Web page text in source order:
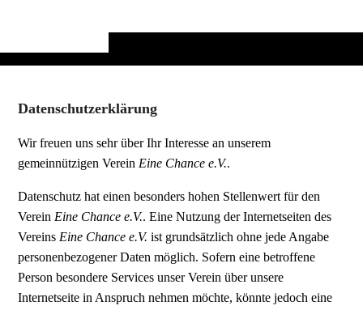
Datenschutzerklärung
Wir freuen uns sehr über Ihr Interesse an unserem
gemeinnützigen Verein Eine Chance e.V..
Datenschutz hat einen besonders hohen Stellenwert für den
Verein Eine Chance e.V.. Eine Nutzung der Internetseiten des
Vereins Eine Chance e.V. ist grundsätzlich ohne jede Angabe
personenbezogener Daten möglich. Sofern eine betroffene
Person besondere Services unser Verein über unsere
Internetseite in Anspruch nehmen möchte, könnte jedoch eine